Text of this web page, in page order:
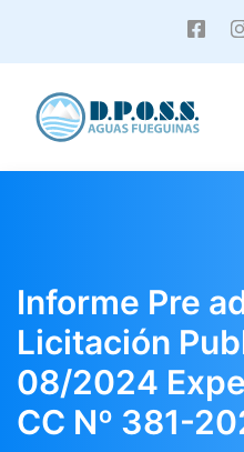
Informe Pre
Licitación
08/2024
CC Nº 381-